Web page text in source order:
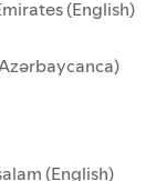
(English)
(English)